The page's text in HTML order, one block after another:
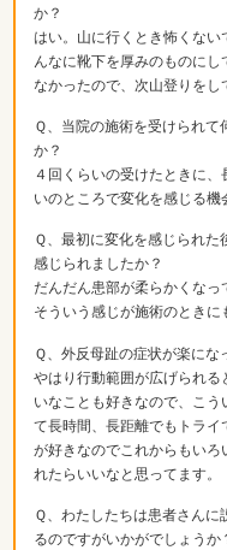
か？
はい。山に行くとき怖くな
んなに靴下を厚みのものに
なかったので、次山登りをし
Ｑ、当院の施術を受けられ
か？
４回くらいの受けたときに
いのところで変化を感じる機
Ｑ、最初に変化を感じられ
感じられましたか？
だんだん患部が柔らかくなっ
そういう感じが施術のときに
Ｑ、外反母趾の症状が楽に
やはり行動範囲が広げられ
いなことも好きなので、こ
て長時間、長距離でもトラ
が好きなのでこれからもい
れたらいいなと思ってます。
Ｑ、わたしたちは患者さん
るのですがいかがでしょうか